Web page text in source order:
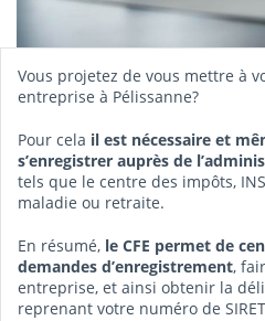
Vous projetez de vous mettre à
entreprise à Pélissanne?
Pour cela il est nécessaire et
s’enregistrer auprès de
tels que le centre des impôts,
maladie ou retraite.
En résumé, le CFE permet de
demandes d’enregistrement,
entreprise, et ainsi obtenir la
reprenant votre numéro de